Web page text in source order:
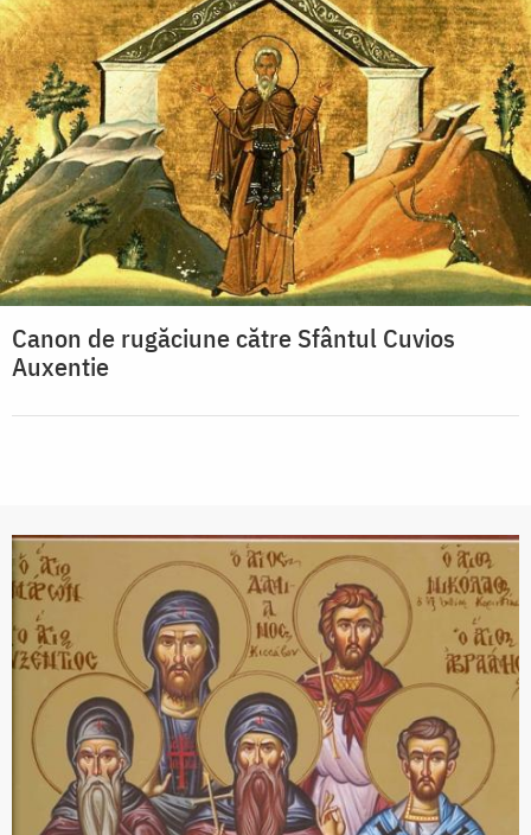
Canon de rugăciune către Sfântul Cuvios
Auxentie